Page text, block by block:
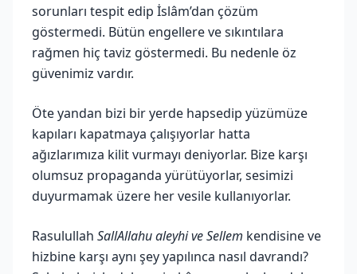
sorunları tespit edip İslâm’dan çözüm
göstermedi. Bütün engellere ve sıkıntılara
rağmen hiç taviz göstermedi. Bu nedenle öz
güvenimiz vardır.
Öte yandan bizi bir yerde hapsedip yüzümüze
kapıları kapatmaya çalışıyorlar hatta
ağızlarımıza kilit vurmayı deniyorlar. Bize karşı
olumsuz propaganda yürütüyorlar, sesimizi
duyurmamak üzere her vesile kullanıyorlar.
Rasulullah SallAllahu aleyhi ve Sellem kendisine ve
hizbine karşı aynı şey yapılınca nasıl davrandı?